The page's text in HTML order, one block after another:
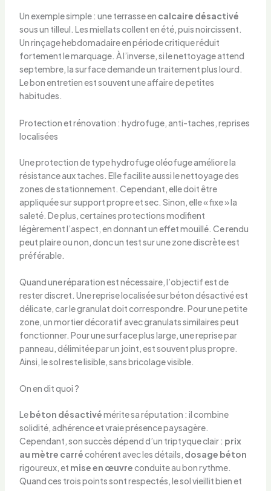
Un exemple simple : une terrasse en calcaire désactivé
sous un tilleul. Les miellats collent en été, puis noircissent.
Un rinçage hebdomadaire en période critique réduit
fortement le marquage. À l’inverse, si le nettoyage attend
septembre, la surface demande un traitement plus lourd.
Le bon entretien est souvent une affaire de petites
habitudes.
Protection et rénovation : hydrofuge, anti-taches, reprises
localisées
Une protection de type hydrofuge oléofuge améliore la
résistance aux taches. Elle facilite aussi le nettoyage des
zones de stationnement. Cependant, elle doit être
appliquée sur support propre et sec. Sinon, elle « fixe » la
saleté. De plus, certaines protections modifient
légèrement l’aspect, en donnant un effet mouillé. Ce rendu
peut plaire ou non, donc un test sur une zone discrète est
préférable.
Quand une réparation est nécessaire, l’objectif est de
rester discret. Une reprise localisée sur béton désactivé est
délicate, car le granulat doit correspondre. Pour une petite
zone, un mortier décoratif avec granulats similaires peut
fonctionner. Pour une surface plus large, une reprise par
panneau, délimitée par un joint, est souvent plus propre.
Ainsi, le sol reste lisible, sans bricolage visible.
On en dit quoi ?
Lebéton désactivémérite sa réputation : il combine
solidité, adhérence et vraie présence paysagère.
Cependant, son succès dépend d’un triptyque clair : prix
au mètre carrécohérent avec les détails, dosage béton
rigoureux, et mise en œuvreconduite au bon rythme.
Quand ces trois points sont respectés, le sol vieillit bien et